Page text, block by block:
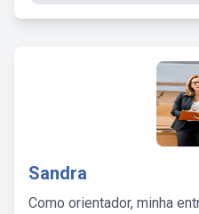
Sandra
Como orientador, minha